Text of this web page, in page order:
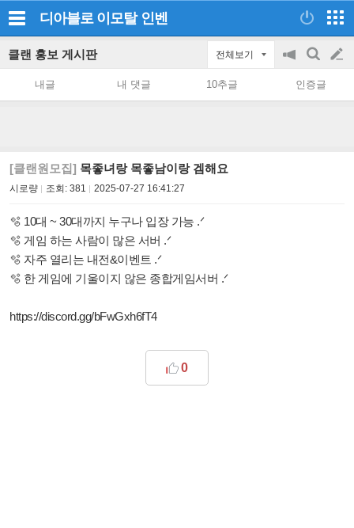
디아블로 이모탈 인벤
클랜 홍보 게시판 전체보기
공
on/off
검
색
글
쓰
내글 내 댓글 10추글 인증글
[클랜원모집] 목좋녀랑 목좋남이랑 겜해요
시로량 조회: 381 2025-07-27 16:41:27
🫧 10대 ~ 30대까지 누구나 입장 가능 .ᐟ
🫧 게임 하는 사람이 많은 서버 .ᐟ
🫧 자주 열리는 내전&이벤트 .ᐟ
🫧 한 게임에 기울이지 않은 종합게임서버 .ᐟ
https://discord.gg/bFwGxh6fT4
0